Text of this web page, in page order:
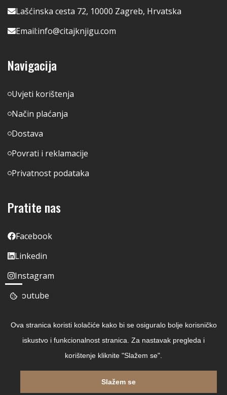
Lašćinska cesta 72, 10000 Zagreb, Hrvatska
Email:info@citajknjigu.com
Navigacija
Uvjeti korištenja
Način plaćanja
Dostava
Povrati i reklamacije
Privatnost podataka
Pratite nas
Facebook
Linkedin
Instagram
Youtube
Ova stranica koristi kolačiće kako bi se osiguralo bolje korisničko
iskustvo i funkcionalnost stranica. Za nastavak pregleda i
korištenje kliknite "Slažem se".
Slažem se